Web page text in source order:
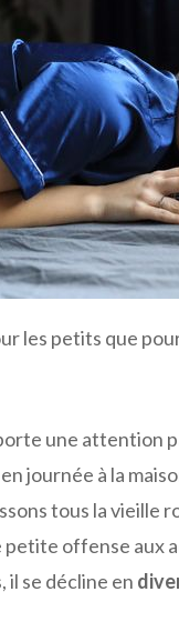
les petits que
une attention
journée à la
tous la vieille
petite offense aux
il se décline en